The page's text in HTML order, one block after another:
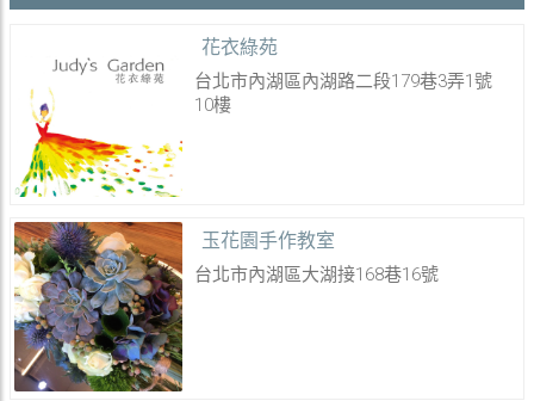
花衣綠苑
台北市內湖區內湖路二段179巷3弄1號
10樓
玉花園手作教室
台北市內湖區大湖接168巷16號